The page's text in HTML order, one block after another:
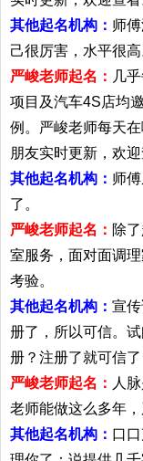
其他起名机构： 师
己很厉害，水平很高
严峻老师起名： 几
项目及汽车4S店均
例。严峻老师每天
朋友实时更新，欢迎
其他起名机构： 师
了。
严峻老师起名： 除
室服务，面对面调
考验。
其他起名机构： 宣
册了，所以可信。
册？注册了就可信
严峻老师起名： 人
老师能做这么多年，
其他起名机构： 口